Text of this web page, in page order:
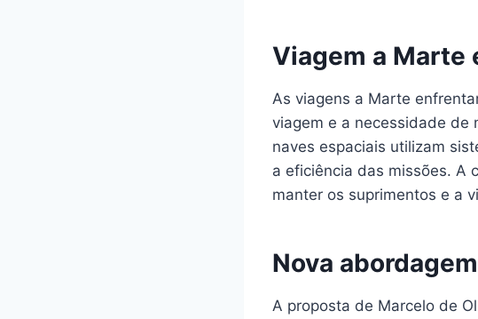
Viagem a Marte
As viagens a Marte
viagem e a necessidade de
naves espaciais utilizam
a eficiência das missões. A
manter os suprimentos e a
Nova
A proposta de Marcelo de